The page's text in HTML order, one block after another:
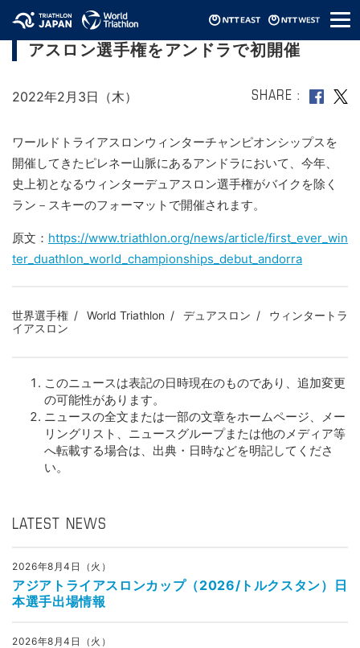
メ
ニ
ワールドトライアスロンウィンターデュ
アスロン選手権をアンドラで初開催
2022年2月3日（木） SHARE
ワールドトライアスロンウィンターチャンピオンシップスを
開催してきたピレネー山脈にあるアンドラにおいて、今年、
史上初となるウィンターデュアスロン選手権がバイクを除く
ラン－スキーのフォーマットで開催されます。
原文： https://www.triathlon.org/news/article/first_ever_win
ter_duathlon_world_championships_debut_andorra
世界選手権 World Triathlon デュアスロン
ウィンタートラ
イアスロン
このニュースは表記の日時現在のものであり、追加変更
の可能性があります。
ニュースの全文または一部の文章をホームページ、メー
リングリスト、ニュースグループまたは他のメディア等
へ転載する場合は、出典・日時などを明記してくださ
い。
LATEST NEWS
2026年8月4日（火）
アジアトライアスロンカップ（2026/トルクスタン）日
本選手出場情報
2026年8月4日（火）